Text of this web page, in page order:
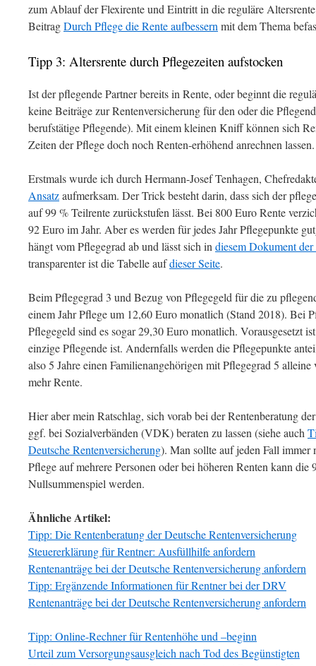
zum Ablauf der Flexirente und Eintritt in die reguläre
BeitragDurch Pflege die Rente aufbessern mit dem Thema
Tipp 3: Altersrente durch Pflegezeiten aufstocken
Ist der pflegende Partner bereits in Rente, oder beginnt die
keine Beiträge zur Rentenversicherung für den oder die
berufstätige Pflegende). Mit einem kleinen Kniff können sich
Zeiten der Pflege doch noch Renten-erhöhend anrechnen lassen.
Erstmals wurde ich durch Hermann-Josef Tenhagen,
Ansatzaufmerksam. Der Trick besteht darin, dass sich der
auf 99 % Teilrente zurückstufen lässt. Bei 800 Euro Rente
92 Euro im Jahr. Aber es werden für jedes Jahr Pflegepunkte
hängt vom Pflegegrad ab und lässt sich in diesem Dokument
transparenter ist die Tabelle aufdieser Seite.
Beim Pflegegrad 3 und Bezug von Pflegegeld für die zu
einem Jahr Pflege um 12,60 Euro monatlich (Stand 2018). Bei
Pflegegeld sind es sogar 29,30 Euro monatlich. Vorausgesetzt
einzige Pflegende ist. Andernfalls werden die Pflegepunkte
also 5 Jahre einen Familienangehörigen mit Pflegegrad 5
mehr Rente.
Hier aber mein Ratschlag, sich vorab bei der Rentenberatung
ggf. bei Sozialverbänden (VDK) beraten zu lassen (siehe auch
Deutsche Rentenversicherung). Man sollte auf jeden Fall
Pflege auf mehrere Personen oder bei höheren Renten kann
Nullsummenspiel werden.
Ähnliche Artikel:
Tipp: Die Rentenberatung der Deutsche Rentenversicherung
Steuererklärung für Rentner: Ausfüllhilfe anfordern
Rentenanträge bei der Deutsche Rentenversicherung anfordern
Tipp: Ergänzende Informationen für Rentner bei der DRV
Rentenanträge bei der Deutsche Rentenversicherung anfordern
Tipp: Online-Rechner für Rentenhöhe und –beginn
Urteil zum Versorgungsausgleich nach Tod des Begünstigten